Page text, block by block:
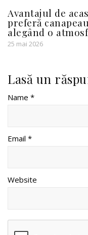
Avantajul de
preferă
alegând o
25 mai 2026
Lasă un
Name *
Email *
Website